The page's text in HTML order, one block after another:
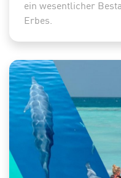
ein wesentlicher
Erbes.